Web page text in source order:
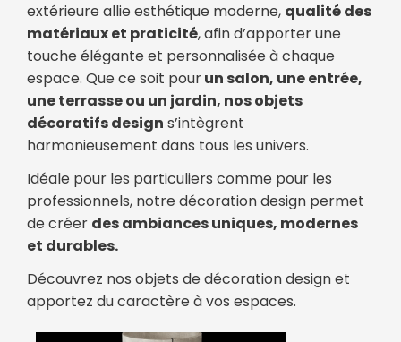
extérieure allie esthétique moderne, qualité des
matériaux et praticité, afin d’apporter une
touche élégante et personnalisée à chaque
espace. Que ce soit pourun salon, une entrée,
une terrasse ou un jardin, nos objets
décoratifs design s’intègrent
harmonieusement dans tous les univers.
Idéale pour les particuliers comme pour les
professionnels, notre décoration design permet
de créer des ambiances uniques, modernes
et durables.
Découvrez nos objets de décoration design et
apportez du caractère à vos espaces.